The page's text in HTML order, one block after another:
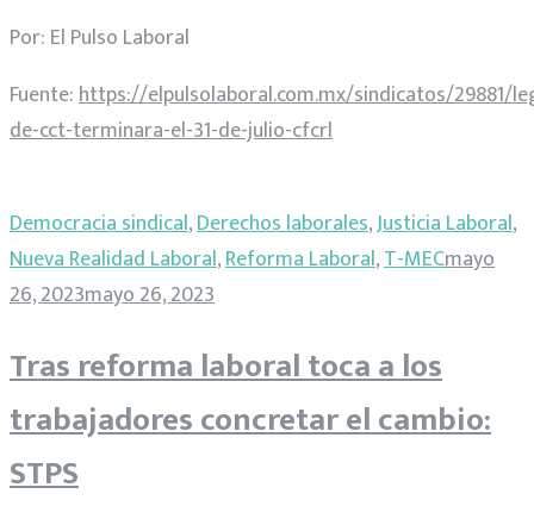
Por: El Pulso Laboral
Fuente:https://elpulsolaboral.com.mx/sindicatos/29881/
de-cct-terminara-el-31-de-julio-cfcrl
Democracia sindical,Derechos laborales,Justicia Laboral,
Nueva Realidad Laboral,Reforma Laboral,T-MECmayo
26, 2023mayo 26, 2023
Tras reforma laboral toca a los
trabajadores concretar el cambio:
STPS